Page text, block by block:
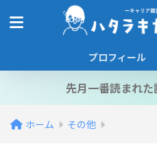
プロフィール
先月一番読まれ
ホーム その他